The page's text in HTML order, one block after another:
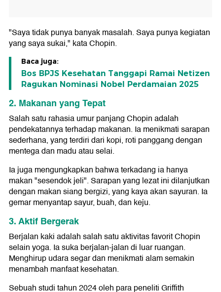
"Saya tidak punya banyak masalah. Saya punya kegiatan
yang saya sukai," kata Chopin.
Baca juga:
Bos BPJS Kesehatan Tanggapi Ramai Netizen
Ragukan Nominasi Nobel Perdamaian 2025
2. Makanan yang Tepat
Salah satu rahasia umur panjang Chopin adalah
pendekatannya terhadap makanan. Ia menikmati sarapan
sederhana, yang terdiri dari kopi, roti panggang dengan
mentega dan madu atau selai.
Ia juga mengungkapkan bahwa terkadang ia hanya
makan "sesendok jeli". Sarapan yang lezat ini dilanjutkan
dengan makan siang bergizi, yang kaya akan sayuran. Ia
gemar menyantap sayur, buah, dan keju.
3. Aktif Bergerak
Berjalan kaki adalah salah satu aktivitas favorit Chopin
selain yoga. Ia suka berjalan-jalan di luar ruangan.
Menghirup udara segar dan menikmati alam semakin
menambah manfaat kesehatan.
Sebuah studi tahun 2024 oleh para peneliti Griffith